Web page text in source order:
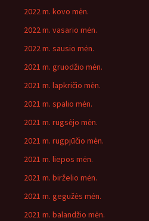
2022 m. kovo mėn.
2022 m. vasario mėn.
2022 m. sausio mėn.
2021 m. gruodžio mėn.
2021 m. lapkričio mėn.
2021 m. spalio mėn.
2021 m. rugsėjo mėn.
2021 m. rugpjūčio mėn.
2021 m. liepos mėn.
2021 m. birželio mėn.
2021 m. gegužės mėn.
2021 m. balandžio mėn.